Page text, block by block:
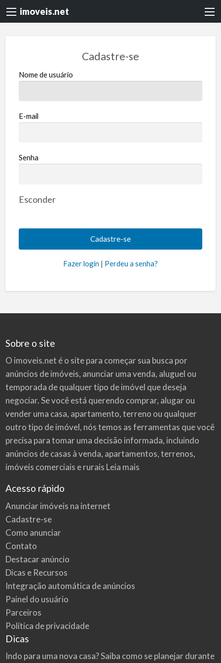
imoveis.net
Cadastre-se
Nome de usuário
E-mail
Senha
Esconder
Fazer login | Perdeu a senha?
Sobre o site
O imoveis.net é o site para começar sua busca por
anúncios de imóveis, anunciar uma venda, aluguel ou
temporada de qualquer tipo de imóvel que deseja
negociar. Se você está querendo comprar, alugar ou
vender uma casa, apartamento, terreno ou qualquer
outro tipo de imóvel, nós temos as ferramentas que você
precisa para tomar uma decisão informada, incluindo
anúncios de casas à venda, apartamentos, terrenos,
imóveis comerciais e rurais Leia mais
Acesso rápido
Anunciar imóveis na internet
Cadastre-se
Como anunciar
Contato
Destacar anúncio
Dicas e Recursos
Integração automática de anúncios
Painel do usuário
Parceiros
Política de privacidade
Dicas
Indo para uma nova casa? Saiba como se planejar durante